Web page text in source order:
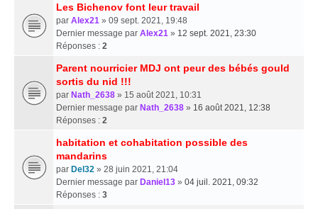
Les Bichenov font leur travail
par Alex21 » 09 sept. 2021, 19:48
Dernier message par Alex21 » 12 sept. 2021, 23:30
Réponses : 2
Parent nourricier MDJ ont peur des bébés gould
sortis du nid !!!
par Nath_2638 » 15 août 2021, 10:31
Dernier message par Nath_2638 » 16 août 2021, 12:38
Réponses : 2
habitation et cohabitation possible des
mandarins
par Del32 » 28 juin 2021, 21:04
Dernier message par Daniel13 » 04 juil. 2021, 09:32
Réponses : 3